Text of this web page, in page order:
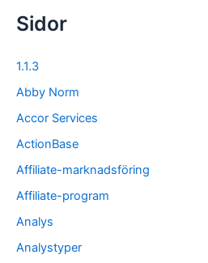
Sidor
1.1.3
Abby Norm
Accor Services
ActionBase
Affiliate-marknadsföring
Affiliate-program
Analys
Analystyper